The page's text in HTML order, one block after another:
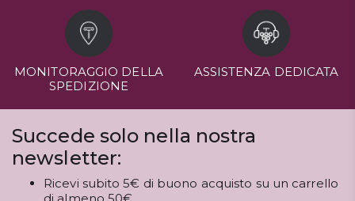
MONITORAGGIO DELLA
SPEDIZIONE
ASSISTENZA DEDICATA
Succede solo nella nostra
newsletter:
Ricevi subito 5€ di buono acquisto su un carrello